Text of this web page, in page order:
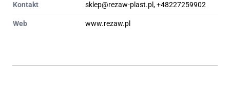
Kontakt sklep@rezaw-plast.pl, +48227259902
Web www.rezaw.pl